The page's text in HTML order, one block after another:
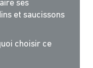
ses
et saucissons
choisir ce